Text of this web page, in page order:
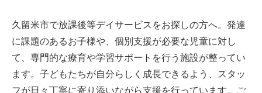
久留米市で放課後等デイサービスをお探しの方へ。発達
に課題のあるお子様や、個別支援が必要な児童に対し
て、専門的な療育や学習サポートを行う施設が整ってい
ます。子どもたちが自分らしく成長できるよう、スタッ
フが日々丁寧に寄り添いながら支援を行っています。ご